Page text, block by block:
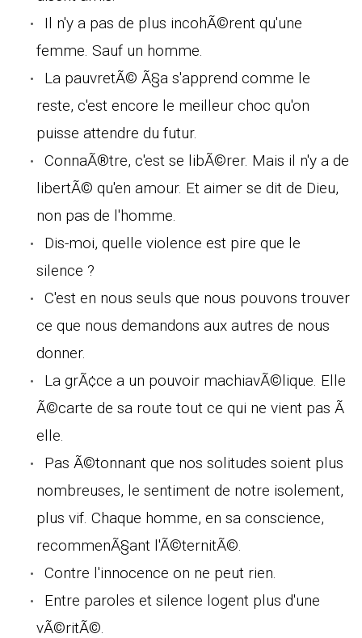
Il n'y a pas de plus incohÃ©rent qu'une
femme. Sauf un homme.
La pauvretÃ© Ã§a s'apprend comme le
reste, c'est encore le meilleur choc qu'on
puisse attendre du futur.
ConnaÃ®tre, c'est se libÃ©rer. Mais il n'y a de
libertÃ© qu'en amour. Et aimer se dit de Dieu,
non pas de l'homme.
Dis-moi, quelle violence est pire que le
silence ?
C'est en nous seuls que nous pouvons trouver
ce que nous demandons aux autres de nous
donner.
La grÃ¢ce a un pouvoir machiavÃ©lique. Elle
Ã©carte de sa route tout ce qui ne vient pas Ã
elle.
Pas Ã©tonnant que nos solitudes soient plus
nombreuses, le sentiment de notre isolement,
plus vif. Chaque homme, en sa conscience,
recommenÃ§ant l'Ã©ternitÃ©.
Contre l'innocence on ne peut rien.
Entre paroles et silence logent plus d'une
vÃ©ritÃ©.